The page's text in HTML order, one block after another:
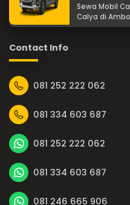
Sewa Mobil
Calya di
Contact Info
081 252 222 062
081 334 603 687
081 252 222 062
081 334 603 687
081 246 665 906